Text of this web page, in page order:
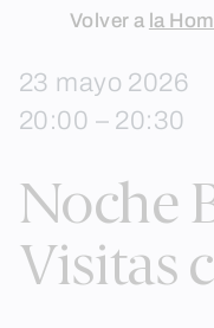
content
Volver a la
23 mayo 2026
20:00 – 20:30
Noche
Visitas